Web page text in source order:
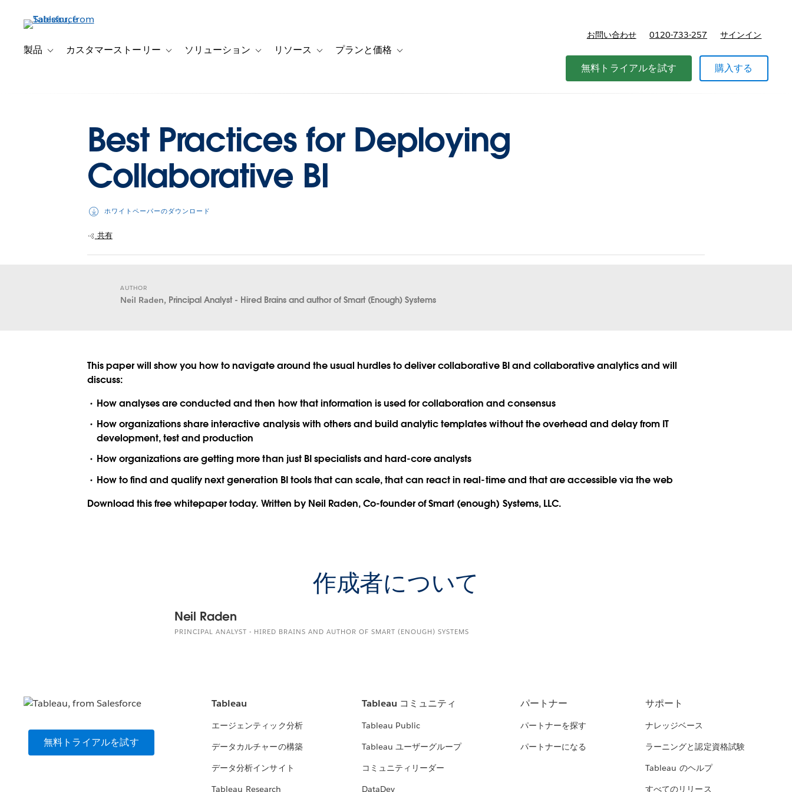
製品 Toggle sub-navigation for 製品
カスタマーストーリー Toggle sub-navigation for カスタマーストーリー
ソリューション Toggle sub-navigation for ソリューション
リソース Toggle sub-navigation for リソース
プランと価格 Toggle sub-navigation for プランと価格
お問い合わせ 0120-733-257 サインイン
無料トライアルを試す 購入する
Best Practices for Deploying
Collaborative BI
ホワイトペーパーのダウンロード
共有
AUTHOR
Neil Raden, Principal Analyst - Hired Brains and author of Smart (Enough) Systems
This paper will show you how to navigate around the usual hurdles to deliver collaborative BI and collaborative analytics and will
discuss:
How analyses are conducted and then how that information is used for collaboration and consensus
How organizations share interactive analysis with others and build analytic templates without the overhead and delay from IT
development, test and production
How organizations are getting more than just BI specialists and hard-core analysts
How to find and qualify next generation BI tools that can scale, that can react in real-time and that are accessible via the web
Download this free whitepaper today. Written by Neil Raden, Co-founder of Smart (enough) Systems, LLC.
作成者について
Neil Raden
PRINCIPAL ANALYST - HIRED BRAINS AND AUTHOR OF SMART (ENOUGH) SYSTEMS
無料トライアルを試す
Tableau
エージェンティック分析
データカルチャーの構築
データ分析インサイト
Tableau Research
Tableau コミュニティ
Tableau Public
Tableau ユーザーグループ
コミュニティリーダー
DataDev
パートナー
パートナーを探す
パートナーになる
サポート
ナレッジベース
ラーニングと認定資格試験
Tableau のヘルプ
すべてのリリース